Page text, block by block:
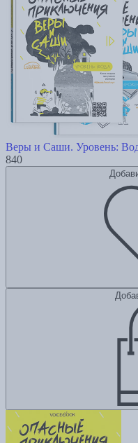
Веры и Саши. Уровень:
840